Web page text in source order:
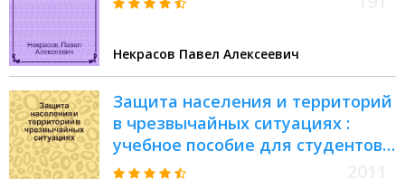
Некрасов Павел Алексеевич
Защита населения и территорий
в чрезвычайных ситуациях :
учебное пособие для студентов
высших учебных заведений